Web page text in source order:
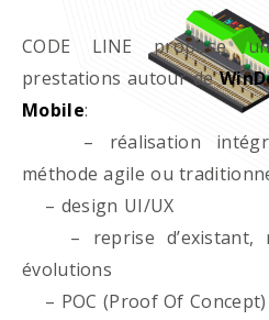
CODE LINE propose
prestations autour de
Mobile:
– réalisation
méthode agile ou
– design UI/UX
– reprise d’existant,
évolutions
– POC (Proof Of Concept)